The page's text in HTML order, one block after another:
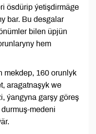
ösdürip ýetişdirmäge
bar. Bu desgalar
bilen üpjün
hem
mekdep, 160 orunlyk
aragatnaşyk we
ýangyna garşy göreş
medeni